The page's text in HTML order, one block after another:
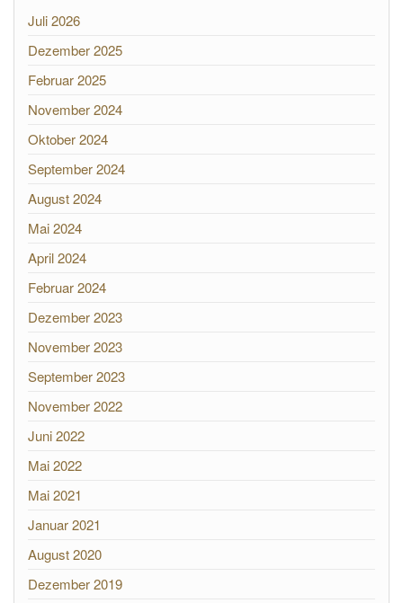
Juli 2026
Dezember 2025
Februar 2025
November 2024
Oktober 2024
September 2024
August 2024
Mai 2024
April 2024
Februar 2024
Dezember 2023
November 2023
September 2023
November 2022
Juni 2022
Mai 2022
Mai 2021
Januar 2021
August 2020
Dezember 2019